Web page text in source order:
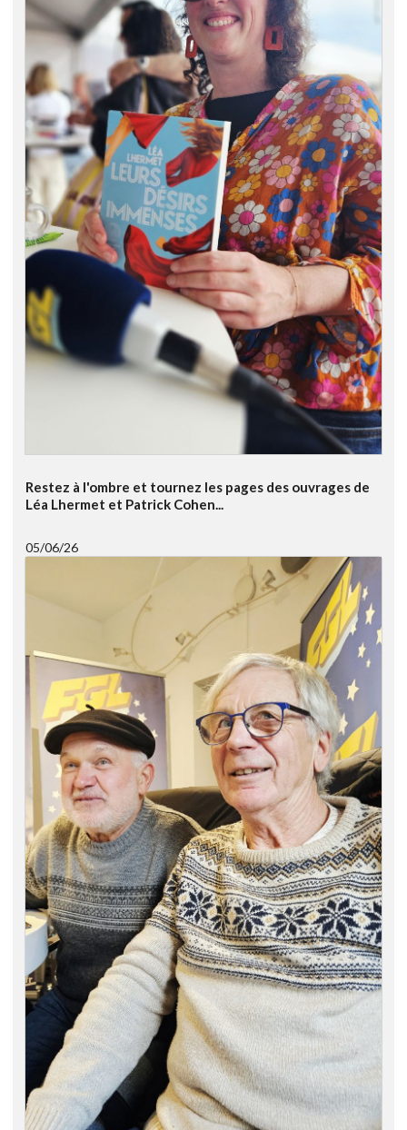
Restez à l'ombre et tournez les pages des ouvrages de
Léa Lhermet et Patrick Cohen...
05/06/26